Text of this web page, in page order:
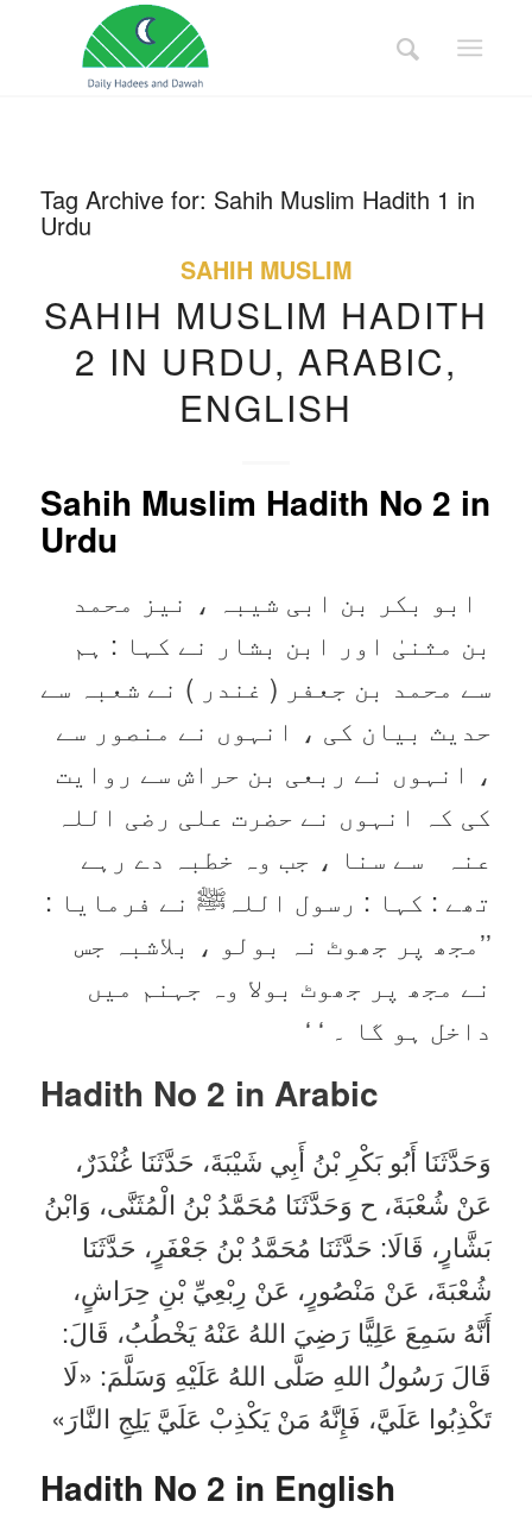
Tag Archive for: Sahih Muslim Hadith 1 in
Urdu
SAHIH MUSLIM
SAHIH MUSLIM HADITH
2 IN URDU, ARABIC,
ENGLISH
Sahih Muslim Hadith No 2 in
Urdu
ابو بکر بن ابی شیبہ ، نیز محمد
بن مثنیٰ اور ابن بشار نے کہا : ہم
سے محمد بن جعفر ( غندر ) نے شعبہ سے
حدیث بیان کی ، انہوں نے منصور سے
، انہوں نے ربعی بن حراش سے روایت
کی کہ انہوں نے حضرت علی ‌رضی ‌اللہ
‌عنہ ‌ ‌ سے سنا ، جب وہ خطبہ دے رہے
تھے : کہا : رسول اللہﷺ نے فرمایا :
’’مجھ پر جھوٹ نہ بولو ، بلاشبہ جس
نے مجھ پر جھوٹ بولا وہ جہنم میں
داخل ہو گا ۔ ‘ ‘
Hadith No 2 in Arabic
وَحَدَّثَنَا أَبُو بَكْرِ بْنُ أَبِي شَيْبَةَ، حَدَّثَنَا غُنْدَرٌ،
عَنْ شُعْبَةَ، ح وَحَدَّثَنَا مُحَمَّدُ بْنُ الْمُثَنَّى، وَابْنُ
بَشَّارٍ، قَالَا: حَدَّثَنَا مُحَمَّدُ بْنُ جَعْفَرٍ، حَدَّثَنَا
شُعْبَةَ، عَنْ مَنْصُورٍ، عَنْ رِبْعِيِّ بْنِ حِرَاشٍ،
أَنَّهُ سَمِعَ عَلِيًّا رَضِيَ اللهُ عَنْهُ يَخْطُبُ، قَالَ:
قَالَ رَسُولُ اللهِ صَلَّى اللهُ عَلَيْهِ وَسَلَّمَ: «لَا
تَكْذِبُوا عَلَيَّ، فَإِنَّهُ مَنْ يَكْذِبْ عَلَيَّ يَلِجِ النَّارَ»
Hadith No 2 in English